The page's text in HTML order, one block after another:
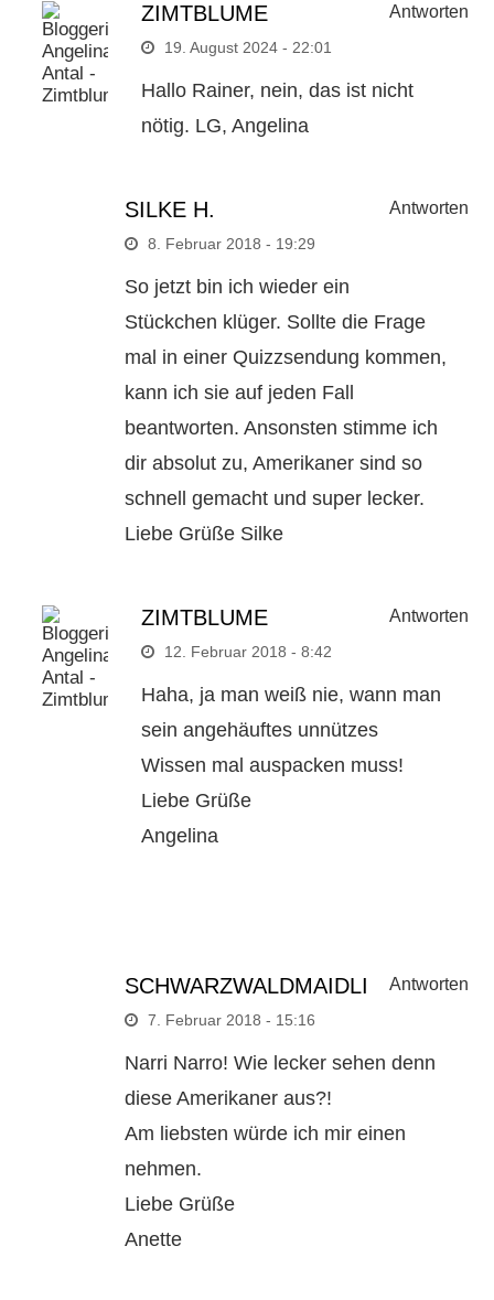
ZIMTBLUME
19. August 2024 - 22:01
Hallo Rainer, nein, das ist nicht
nötig. LG, Angelina
Antworten
SILKE H.
8. Februar 2018 - 19:29
So jetzt bin ich wieder ein
Stückchen klüger. Sollte die Frage
mal in einer Quizzsendung kommen,
kann ich sie auf jeden Fall
beantworten. Ansonsten stimme ich
dir absolut zu, Amerikaner sind so
schnell gemacht und super lecker.
Liebe Grüße Silke
Antworten
ZIMTBLUME
12. Februar 2018 - 8:42
Haha, ja man weiß nie, wann man
sein angehäuftes unnützes
Wissen mal auspacken muss!
Liebe Grüße
Angelina
Antworten
SCHWARZWALDMAIDLI
7. Februar 2018 - 15:16
Narri Narro! Wie lecker sehen denn
diese Amerikaner aus?!
Am liebsten würde ich mir einen
nehmen.
Liebe Grüße
Anette
Antworten